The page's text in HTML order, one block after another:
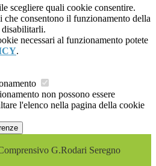
scegliere quali cookie consentire.
che consentono il funzionamento della
disabilitarli.
necessari al funzionamento potete
.
non possono essere
l'elenco nella pagina della cookie
G.Rodari Seregno